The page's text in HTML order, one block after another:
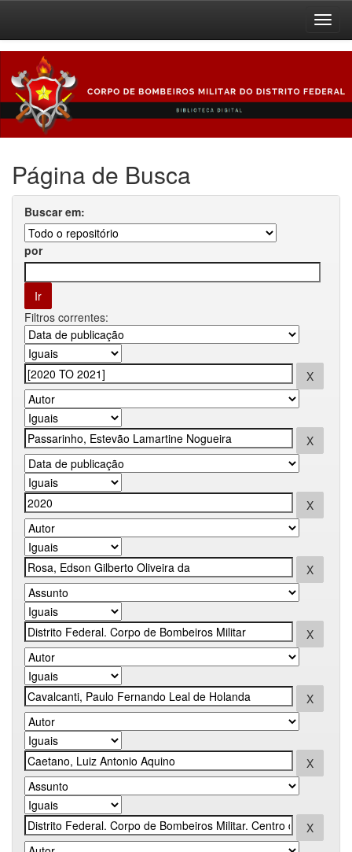
navigation
Página de Busca
Buscar em:
por
Filtros correntes: